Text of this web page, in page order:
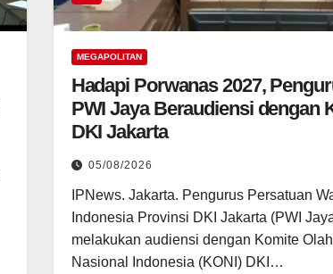
MEGAPOLITAN
Hadapi Porwanas 2027,
PWI Jaya Beraudiensi dengan
DKI Jakarta
05/08/2026
IPNews. Jakarta. Pengurus Persatuan
Indonesia Provinsi DKI Jakarta (PWI
melakukan audiensi dengan Komite
Nasional Indonesia (KONI) DKI…